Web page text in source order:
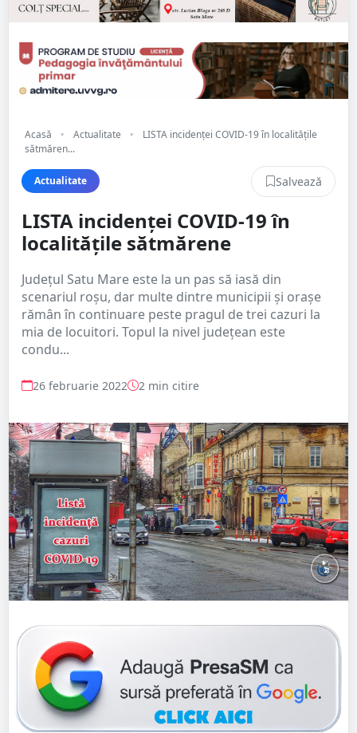
Acasă • Actualitate •
LISTA incidenței COVID-19 în localitățile
sătmăren...
Actualitate Salvează
LISTA incidenței COVID-19 în
localitățile sătmărene
Județul Satu Mare este la un pas să iasă din
scenariul roșu, dar multe dintre municipii și orașe
rămân în continuare peste pragul de trei cazuri la
mia de locuitori. Topul la nivel județean este
condu...
26 februarie 2022 2 min citire